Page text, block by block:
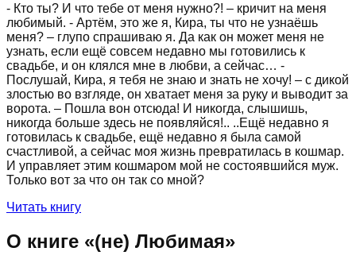
- Кто ты? И что тебе от меня нужно?! – кричит на меня
любимый. - Артём, это же я, Кира, ты что не узнаёшь
меня? – глупо спрашиваю я. Да как он может меня не
узнать, если ещё совсем недавно мы готовились к
свадьбе, и он клялся мне в любви, а сейчас… -
Послушай, Кира, я тебя не знаю и знать не хочу! – с дикой
злостью во взгляде, он хватает меня за руку и выводит за
ворота. – Пошла вон отсюда! И никогда, слышишь,
никогда больше здесь не появляйся!.. ..Ещё недавно я
готовилась к свадьбе, ещё недавно я была самой
счастливой, а сейчас моя жизнь превратилась в кошмар.
И управляет этим кошмаром мой не состоявшийся муж.
Только вот за что он так со мной?
Читать книгу
О книге «(не) Любимая»